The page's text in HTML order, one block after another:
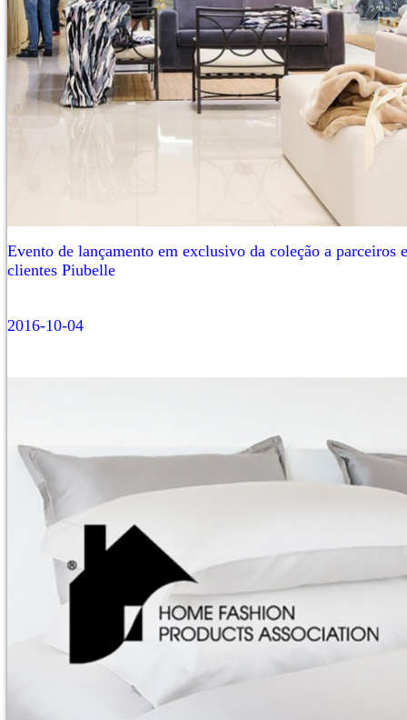
Evento de lançamento em exclusivo da coleção a parceiros e
clientes Piubelle
2016-10-04